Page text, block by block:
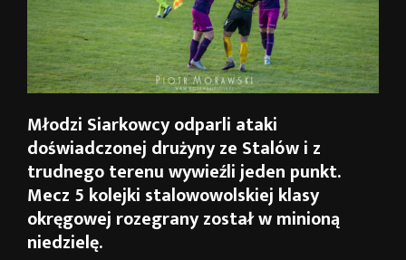
Młodzi Siarkowcy odparli ataki
doświadczonej drużyny ze Stalów i z
trudnego terenu wywieźli jeden punkt.
Mecz 5 kolejki stalowowolskiej klasy
okręgowej rozegrany został w minioną
niedzielę.